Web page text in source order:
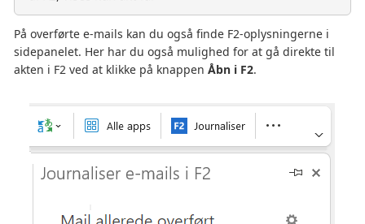
På overførte e-mails kan du også finde F2-oplysningerne i
sidepanelet. Her har du også mulighed for at gå direkte til
akten i F2 ved at klikke på knappen Åbn i F2.